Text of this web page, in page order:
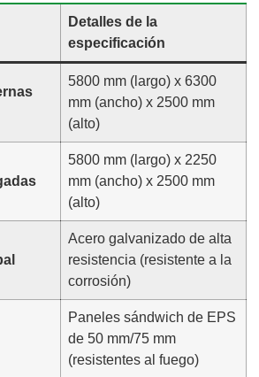
Detalles de la
especificación
5800 mm (largo) x 6300
mm (ancho) x 2500 mm
(alto)
5800 mm (largo) x 2250
mm (ancho) x 2500 mm
(alto)
Acero galvanizado de alta
resistencia (resistente a la
corrosión)
Paneles sándwich de EPS
de 50 mm/75 mm
(resistentes al fuego)